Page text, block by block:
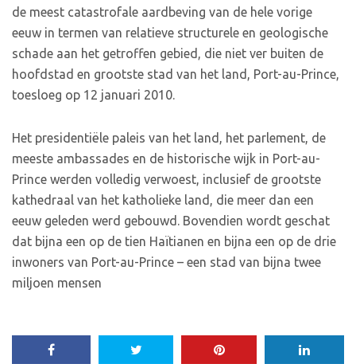
de meest catastrofale aardbeving van de hele vorige
eeuw in termen van relatieve structurele en geologische
schade aan het getroffen gebied, die niet ver buiten de
hoofdstad en grootste stad van het land, Port-au-Prince,
toesloeg op 12 januari 2010.
Het presidentiële paleis van het land, het parlement, de
meeste ambassades en de historische wijk in Port-au-
Prince werden volledig verwoest, inclusief de grootste
kathedraal van het katholieke land, die meer dan een
eeuw geleden werd gebouwd. Bovendien wordt geschat
dat bijna een op de tien Haïtianen en bijna een op de drie
inwoners van Port-au-Prince – een stad van bijna twee
miljoen mensen